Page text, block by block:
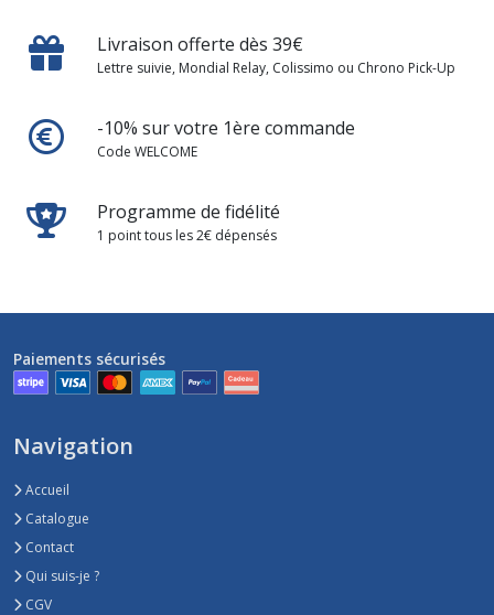
Livraison offerte dès 39€
Lettre suivie, Mondial Relay, Colissimo ou Chrono Pick-Up
-10% sur votre 1ère commande
Code WELCOME
Programme de fidélité
1 point tous les 2€ dépensés
Paiements sécurisés
Navigation
Accueil
Catalogue
Contact
Qui suis-je ?
CGV